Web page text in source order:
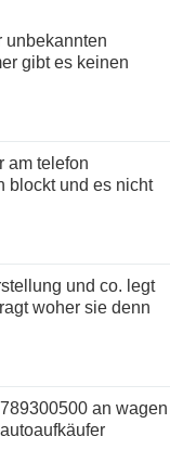
gibt es keinen
blockt und es nicht
woher sie denn